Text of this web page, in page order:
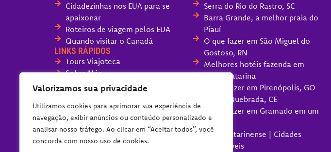
Valorizamos sua privacidade
Utilizamos cookies para aprimorar sua experiência de
navegação, exibir anúncios ou conteúdo personalizado e
analisar nosso tráfego. Ao clicar em “Aceitar todos”, você
concorda com nosso uso de cookies.
Cidadezinhas nos EUA para se
apaixonar
Roteiros de viagem pelos EUA
Quando visitar o Canadá
LINKS RÁPIDOS
Tours Viajoteca
Sobre Nós
Fale com o Viajoteca
Políticas do Blog
Serra do Rio do Rastro, SC
Barra Grande, a melhor praia do
Piauí
O que fazer em São Miguel do
Gostoso, RN
Melhores hotéis fazenda em
Santa Catarina
O que fazer em Pirenópolis, GO
Canoa Quebrada, CE
O que fazer em Gramado em um
dia
Serra Catarinense | Cidades
Imperdíveis